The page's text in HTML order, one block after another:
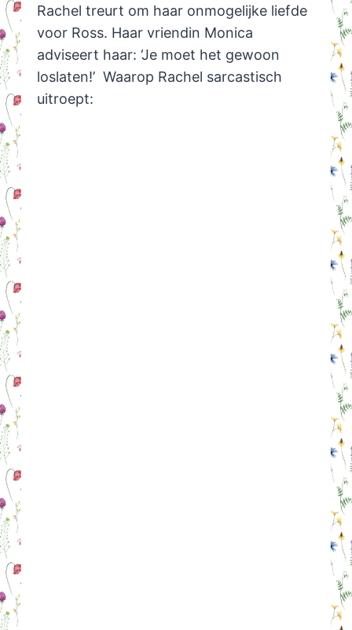
Rachel treurt om haar onmogelijke liefde
voor Ross. Haar vriendin Monica
adviseert haar: ‘Je moet het gewoon
loslaten!’ Waarop Rachel sarcastisch
uitroept: